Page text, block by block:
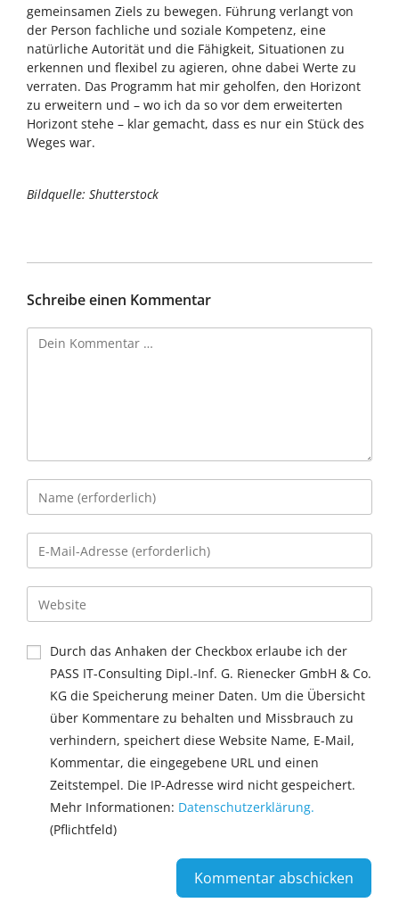
gemeinsamen Ziels zu bewegen. Führung verlangt von
der Person fachliche und soziale Kompetenz, eine
natürliche Autorität und die Fähigkeit, Situationen zu
erkennen und flexibel zu agieren, ohne dabei Werte zu
verraten. Das Programm hat mir geholfen, den Horizont
zu erweitern und – wo ich da so vor dem erweiterten
Horizont stehe – klar gemacht, dass es nur ein Stück des
Weges war.
Bildquelle: Shutterstock
Schreibe einen Kommentar
Durch das Anhaken der Checkbox erlaube ich der
PASS IT-Consulting Dipl.-Inf. G. Rienecker GmbH & Co.
KG die Speicherung meiner Daten. Um die Übersicht
über Kommentare zu behalten und Missbrauch zu
verhindern, speichert diese Website Name, E-Mail,
Kommentar, die eingegebene URL und einen
Zeitstempel. Die IP-Adresse wird nicht gespeichert.
Mehr Informationen: Datenschutzerklärung.
(Pflichtfeld)